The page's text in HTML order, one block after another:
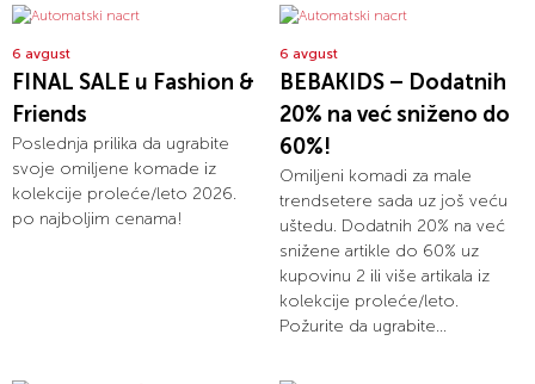
6 avgust
FINAL SALE u Fashion &
Friends
Poslednja prilika da ugrabite
svoje omiljene komade iz
kolekcije proleće/leto 2026.
po najboljim cenama!
6 avgust
BEBAKIDS – Dodatnih
20% na već sniženo do
60%!
Omiljeni komadi za male
trendsetere sada uz još veću
uštedu. Dodatnih 20% na već
snižene artikle do 60% uz
kupovinu 2 ili više artikala iz
kolekcije proleće/leto.
Požurite da ugrabite...